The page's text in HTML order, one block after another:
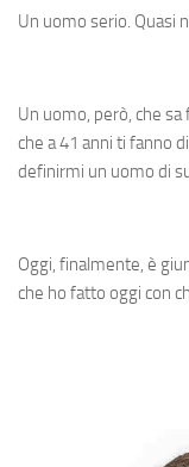
Un uomo serio. Quasi
Un uomo, però, che
che a 41 anni ti fanno
definirmi un uomo di
Oggi, finalmente, è
che ho fatto oggi con